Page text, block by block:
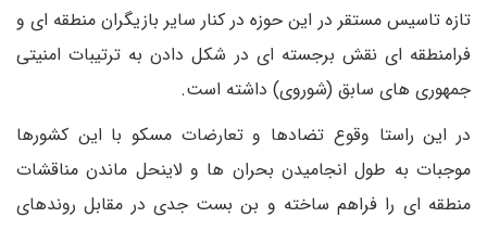
تازه تاسیس مستقر در این حوزه در کنار سایر بازیگران منطقه ای و
فرامنطقه ای نقش برجسته ای در شکل دادن به ترتیبات امنیتی
جمهوری های سابق (شوروی) داشته است.
در این راستا وقوع تضادها و تعارضات مسکو با این کشورها
موجبات به طول انجامیدن بحران ها و لاینحل ماندن مناقشات
منطقه ای را فراهم ساخته و بن بست جدی در مقابل روندهای